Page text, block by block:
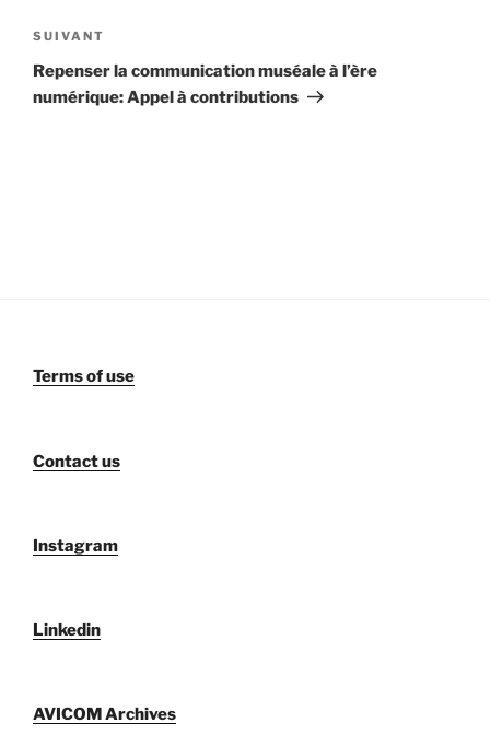
Article
suivant
SUIVANT
Repenser la communication muséale à l’ère
numérique: Appel à contributions
Terms of use
Contact us
Instagram
Linkedin
AVICOM Archives